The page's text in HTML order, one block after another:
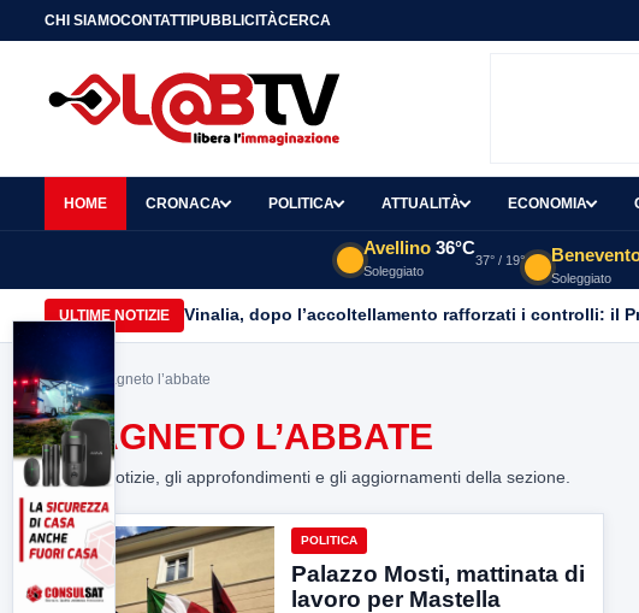
CHI SIAMOCONTATTIPUBBLICITÀCERCA
HOME CRONACA POLITICA ATTUALITÀ ECONOMIA
Avellino 36°C
Soleggiato
37° / 19°
Soleggiato
ULTIME NOTIZIE Vinalia, dopo l’accoltellamento rafforzati i controlli: il
Home> fragneto l’abbate
FRAGNETO L’ABBATE
Tutte le notizie, gli approfondimenti e gli aggiornamenti della sezione.
POLITICA
Palazzo Mosti, mattinata di
lavoro per Mastella